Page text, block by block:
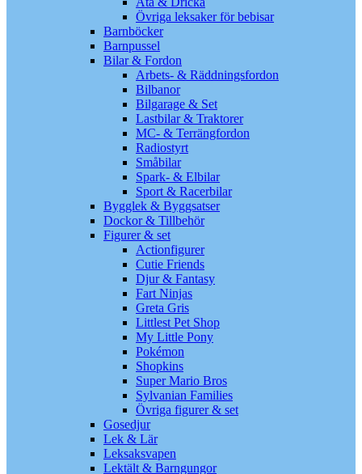
Övriga leksaker för bebisar
Barnböcker
Barnpussel
Bilar & Fordon
Arbets- & Räddningsfordon
Bilbanor
Bilgarage & Set
Lastbilar & Traktorer
MC- & Terrängfordon
Radiostyrt
Småbilar
Spark- & Elbilar
Sport & Racerbilar
Bygglek & Byggsatser
Dockor & Tillbehör
Figurer & set
Actionfigurer
Cutie Friends
Djur & Fantasy
Fart Ninjas
Greta Gris
Littlest Pet Shop
My Little Pony
Pokémon
Shopkins
Super Mario Bros
Sylvanian Families
Övriga figurer & set
Gosedjur
Lek & Lär
Leksaksvapen
Lektält & Barngungor